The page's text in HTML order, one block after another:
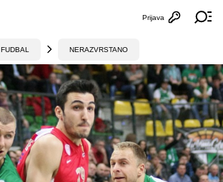
Otvori
Prijava
FUDBAL NERAZVRSTANO